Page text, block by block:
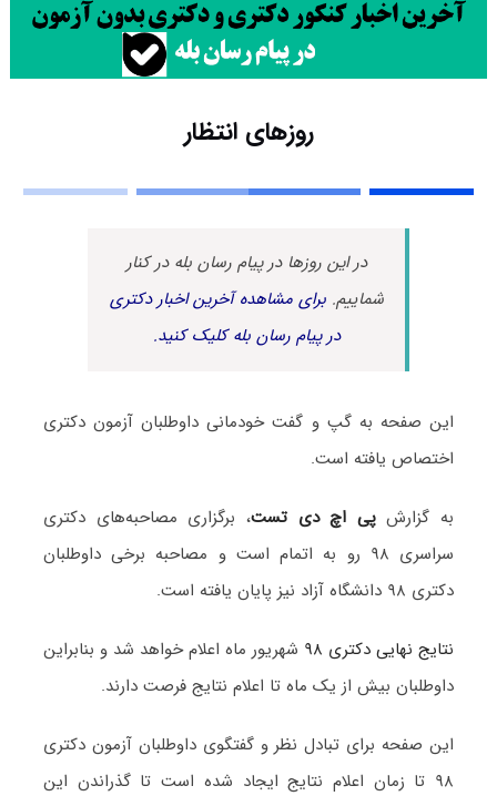
روزهای انتظار
در این روزها در پیام رسان بله در کنار
شماییم.برای مشاهده آخرین اخبار دکتری
در پیام رسان بله کلیک کنید.
این صفحه به گپ و گفت خودمانی داوطلبان آزمون دکتری
اختصاص یافته است.
به گزارشپی اچ دی تست، برگزاری مصاحبه‌های دکتری
سراسری ۹۸ رو به اتمام است و مصاحبه برخی داوطلبان
دکتری ۹۸ دانشگاه آزاد نیز پایان یافته است.
نتایج نهایی دکتری ۹۸
شهریور ماه اعلام خواهد شد و بنابراین
داوطلبان بیش از یک‌ ماه تا اعلام نتایج فرصت دارند.
این صفحه برای تبادل نظر و گفتگوی داوطلبان آزمون دکتری
۹۸ تا زمان اعلام نتایج ایجاد شده است تا گذراندن این